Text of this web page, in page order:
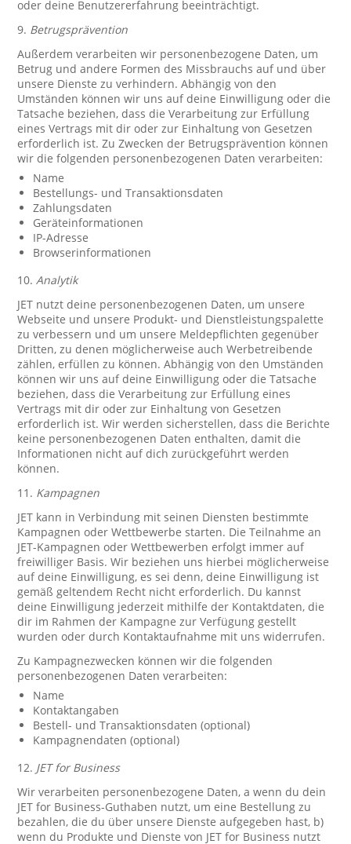
oder deine Benutzererfahrung beeinträchtigt.
9. Betrugsprävention
Außerdem verarbeiten wir personenbezogene Daten, um
Betrug und andere Formen des Missbrauchs auf und über
unsere Dienste zu verhindern. Abhängig von den
Umständen können wir uns auf deine Einwilligung oder die
Tatsache beziehen, dass die Verarbeitung zur Erfüllung
eines Vertrags mit dir oder zur Einhaltung von Gesetzen
erforderlich ist. Zu Zwecken der Betrugsprävention können
wir die folgenden personenbezogenen Daten verarbeiten:
Name
Bestellungs- und Transaktionsdaten
Zahlungsdaten
Geräteinformationen
IP-Adresse
Browserinformationen
10.Analytik
JET nutzt deine personenbezogenen Daten, um unsere
Webseite und unsere Produkt- und Dienstleistungspalette
zu verbessern und um unsere Meldepflichten gegenüber
Dritten, zu denen möglicherweise auch Werbetreibende
zählen, erfüllen zu können. Abhängig von den Umständen
können wir uns auf deine Einwilligung oder die Tatsache
beziehen, dass die Verarbeitung zur Erfüllung eines
Vertrags mit dir oder zur Einhaltung von Gesetzen
erforderlich ist. Wir werden sicherstellen, dass die Berichte
keine personenbezogenen Daten enthalten, damit die
Informationen nicht auf dich zurückgeführt werden
können.
11. Kampagnen
JET kann in Verbindung mit seinen Diensten bestimmte
Kampagnen oder Wettbewerbe starten. Die Teilnahme an
JET-Kampagnen oder Wettbewerben erfolgt immer auf
freiwilliger Basis. Wir beziehen uns hierbei möglicherweise
auf deine Einwilligung, es sei denn, deine Einwilligung ist
gemäß geltendem Recht nicht erforderlich. Du kannst
deine Einwilligung jederzeit mithilfe der Kontaktdaten, die
dir im Rahmen der Kampagne zur Verfügung gestellt
wurden oder durch Kontaktaufnahme mit uns widerrufen.
Zu Kampagnezwecken können wir die folgenden
personenbezogenen Daten verarbeiten:
Name
Kontaktangaben
Bestell- und Transaktionsdaten (optional)
Kampagnendaten (optional)
12. JET for Business
Wir verarbeiten personenbezogene Daten, a wenn du dein
JET for Business-Guthaben nutzt, um eine Bestellung zu
bezahlen, die du über unsere Dienste aufgegeben hast, b)
wenn du Produkte und Dienste von JET for Business nutzt